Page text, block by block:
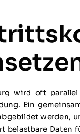
wird oft
Ein
werden,
belastbare Daten